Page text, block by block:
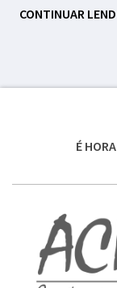
CONTINUAR
É